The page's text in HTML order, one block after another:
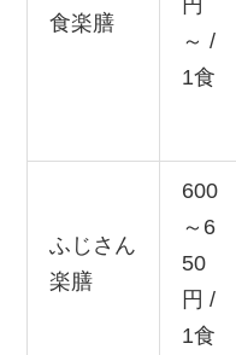
食楽膳
円
～ /
1食
ふじさん
楽膳
600
～6
50
円 /
1食